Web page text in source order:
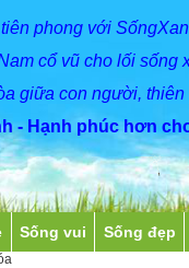
tiên phong với
cổ vũ cho lối sống
giữa con người, thiên
- Hạnh phúc hơn
Sống vui Sống đẹp